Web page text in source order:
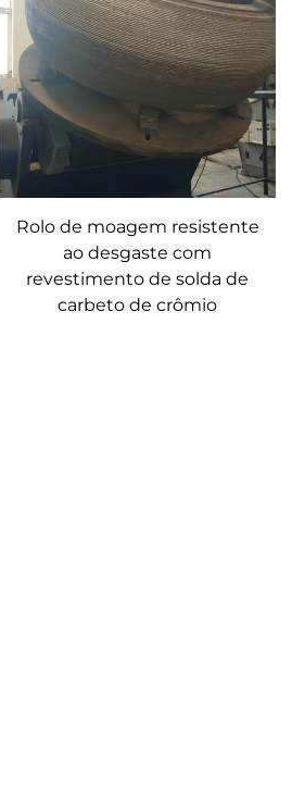
Rolo de moagem resistente
ao desgaste com
revestimento de solda de
carbeto de crômio